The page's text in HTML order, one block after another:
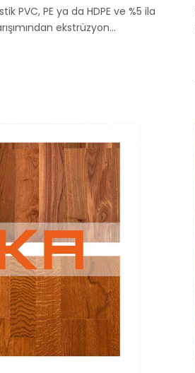
PVC, PE ya da HDPE ve %5 ila
ekstrüzyon…